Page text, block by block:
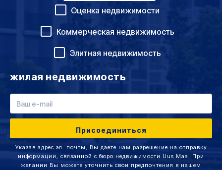
Оценка недвижимости
Коммерческая недвижимость
Элитная недвижимость
жилая недвижимость
Указав адрес эл. почты, Вы даете нам разрешение на отправку
информации, связанной с бюро недвижимости Uus Maa. При
желании Вы можете уточнить свои предпочтения в нашем